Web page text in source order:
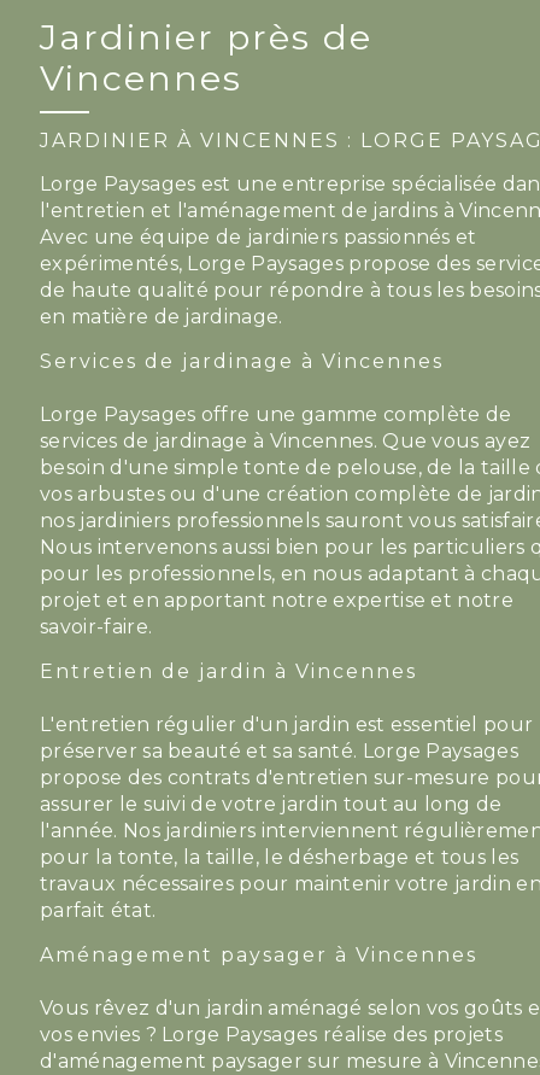
Jardinier près de
Vincennes
JARDINIER À VINCENNES : LORGE
Lorge Paysages est une entreprise spécialisée
l'entretien et l'aménagement de jardins à
Avec une équipe de jardiniers passionnés et
expérimentés, Lorge Paysages propose des
de haute qualité pour répondre à tous les
en matière de jardinage.
Services de jardinage à Vincennes
Lorge Paysages offre une gamme complète de
services de jardinage à Vincennes. Que vous ayez
besoin d'une simple tonte de pelouse, de la taille
vos arbustes ou d'une création complète de
nos jardiniers professionnels sauront vous
Nous intervenons aussi bien pour les particuliers
pour les professionnels, en nous adaptant à
projet et en apportant notre expertise et notre
savoir-faire.
Entretien de jardin à Vincennes
L'entretien régulier d'un jardin est essentiel pour
préserver sa beauté et sa santé. Lorge Paysages
propose des contrats d'entretien sur-mesure
assurer le suivi de votre jardin tout au long de
l'année. Nos jardiniers interviennent
pour la tonte, la taille, le désherbage et tous les
travaux nécessaires pour maintenir votre jardin
parfait état.
Aménagement paysager à Vincennes
Vous rêvez d'un jardin aménagé selon vos goûts
vos envies ? Lorge Paysages réalise des projets
d'aménagement paysager sur mesure à